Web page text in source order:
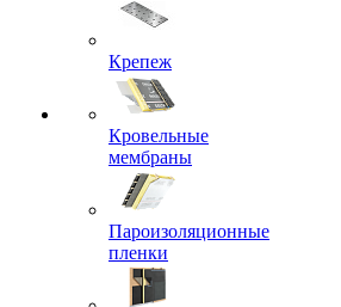
Крепеж
Кровельные
мембраны
Пароизоляционные
пленки